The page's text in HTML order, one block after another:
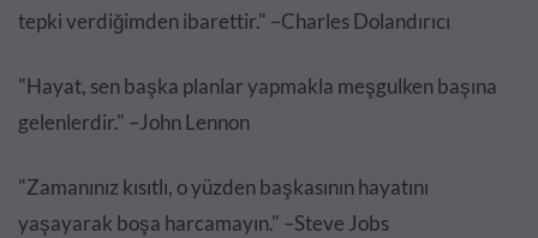
tepki verdiğimden ibarettir." –Charles Dolandırıcı
"Hayat, sen başka planlar yapmakla meşgulken başına
gelenlerdir." –John Lennon
"Zamanınız kısıtlı, o yüzden başkasının hayatını
yaşayarak boşa harcamayın." –Steve Jobs